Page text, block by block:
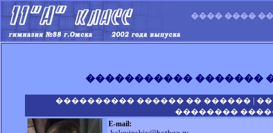
���� ����
����������� �������
���������� ������ �� ������ |
��������
E-mail: